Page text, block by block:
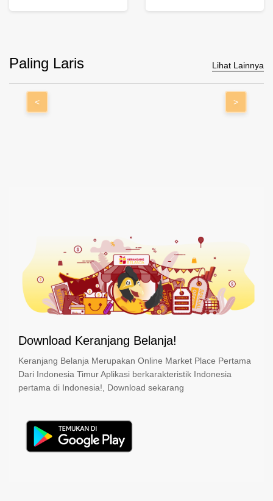
Paling Laris Lihat Lainnya
< >
Download Keranjang Belanja!
Keranjang Belanja Merupakan Online Market Place Pertama
Dari Indonesia Timur Aplikasi berkarakteristik Indonesia
pertama di Indonesia!, Download sekarang